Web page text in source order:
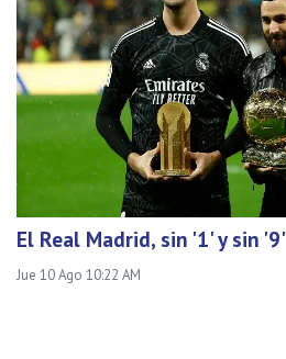
El Real Madrid, sin '1' y sin '9'
Jue 10 Ago 10:22 AM